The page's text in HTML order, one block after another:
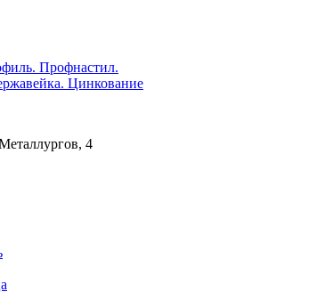
Профнастил.
Цинкование
4